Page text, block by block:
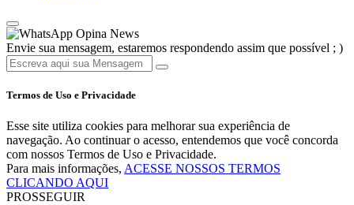
Opina News
Envie sua mensagem, estaremos respondendo assim que possível ; )
Termos de Uso e Privacidade
Esse site utiliza cookies para melhorar sua experiência de
navegação. Ao continuar o acesso, entendemos que você concorda
com nossos Termos de Uso e Privacidade.
Para mais informações, ACESSE NOSSOS TERMOS
CLICANDO AQUI
PROSSEGUIR